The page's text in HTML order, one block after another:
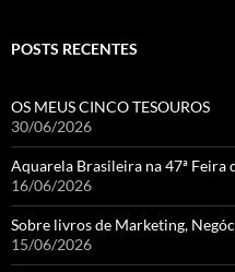
POSTS RECENTES
OS MEUS CINCO TESOUROS
30/06/2026
Aquarela Brasileira na 47ª Feira
16/06/2026
Sobre livros de Marketing,
15/06/2026